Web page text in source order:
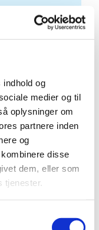
og
medier og til
oplysninger om
partnere inden
og
disse
dem, eller som
tjenester.